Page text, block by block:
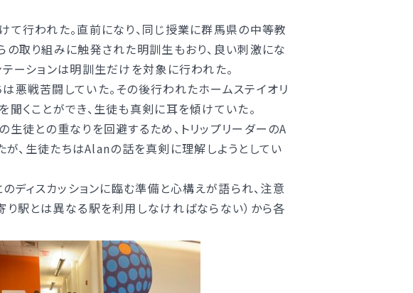
行われた。直前になり、同じ授業に群馬県の中等教
の取り組みに触発された明訓生もおり、良い刺激にな
ーションは明訓生だけを対象に行われた。
悪戦苦闘していた。その後行われたホームステイオリ
くことができ、生徒も真剣に耳を傾けていた。
徒との重なりを回避するため、トリップリーダーのA
が、生徒たちはAlanの話を真剣に理解しようとしてい
ディスカッションに臨む準備と心構えが語られ、注意
り駅とは異なる駅を利用しなければならない）から各